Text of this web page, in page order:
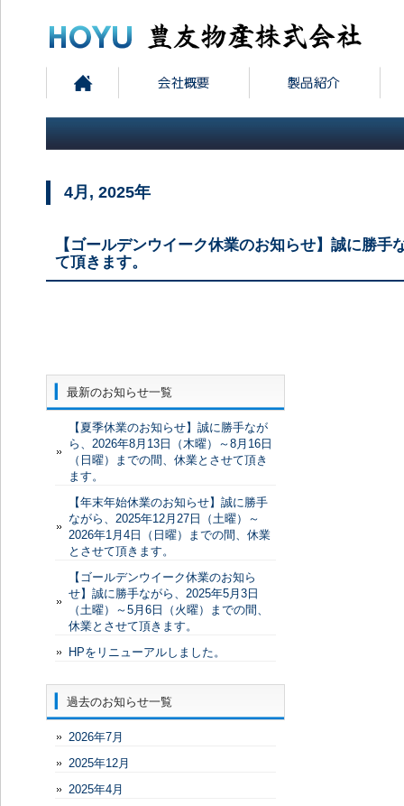
4月, 2025年
【ゴールデンウイーク休業のお知らせ】誠に勝
て頂きます。
最新のお知らせ一覧
【夏季休業のお知らせ】誠に勝手なが
ら、2026年8月13日（木曜）～8月16日
（日曜）までの間、休業とさせて頂き
ます。
【年末年始休業のお知らせ】誠に勝手
ながら、2025年12月27日（土曜）～
2026年1月4日（日曜）までの間、休業
とさせて頂きます。
【ゴールデンウイーク休業のお知ら
せ】誠に勝手ながら、2025年5月3日
（土曜）～5月6日（火曜）までの間、
休業とさせて頂きます。
HPをリニューアルしました。
過去のお知らせ一覧
2026年7月
2025年12月
2025年4月